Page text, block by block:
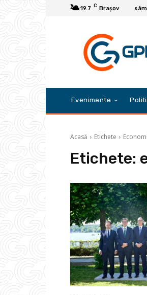
19.7 C Braşov
Evenimente
Acasă Etichete
Etichete: